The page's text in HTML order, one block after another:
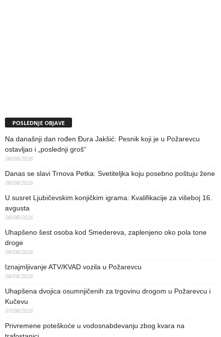
POSLEDNJE OBJAVE
Na današnji dan rođen Đura Jakšić: Pesnik koji je u Požarevcu
ostavljao i „poslednji groš“
08/08/2026
Danas se slavi Trnova Petka: Svetiteljka koju posebno poštuju žene
08/08/2026
U susret Ljubičevskim konjičkim igrama: Kvalifikacije za višeboj 16.
avgusta
08/08/2026
Uhapšeno šest osoba kod Smedereva, zaplenjeno oko pola tone
droge
08/08/2026
Iznajmljivanje ATV/KVAD vozila u Požarevcu
08/08/2026
Uhapšena dvojica osumnjičenih za trgovinu drogom u Požarevcu i
Kučevu
07/08/2026
Privremene poteškoće u vodosnabdevanju zbog kvara na